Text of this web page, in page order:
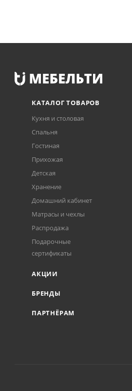
КАТАЛОГ ТОВАРОВ
Кухня и столовая
Спальня
Гостиная
Прихожая
Детская
Хранение
Домашний кабинет
Матрасы и чехлы
Распродажа
Подарочные
сертификаты
АКЦИИ
БРЕНДЫ
ПАРТНЁРАМ